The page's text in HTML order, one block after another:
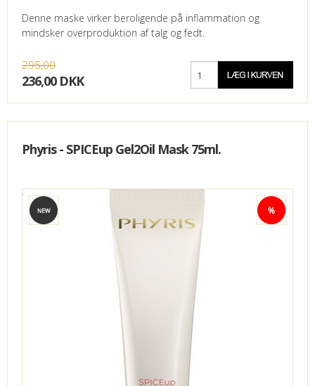
Denne maske virker beroligende på inflammation og
mindsker overproduktion af talg og fedt.
295,00
236,00 DKK
Phyris - SPICEup Gel2Oil Mask 75ml.